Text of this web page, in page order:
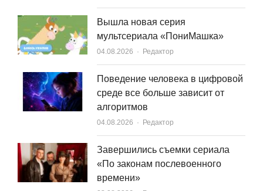
Вышла новая серия
мультсериала «ПониМашка»
04.08.2026 Author
Редактор
Поведение человека в цифровой
среде все больше зависит от
алгоритмов
04.08.2026 Author
Редактор
Завершились съемки сериала
«По законам послевоенного
времени»